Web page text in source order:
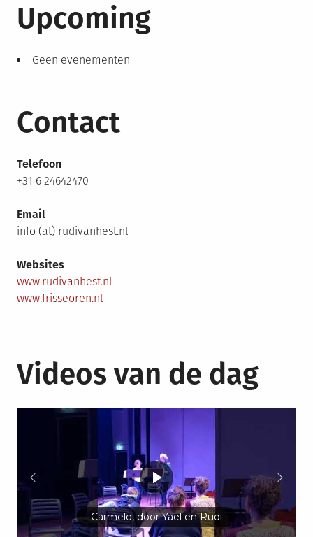
Upcoming
Geen evenementen
Contact
Telefoon
+31 6 24642470
Email
info (at) rudivanhest.nl
Websites
www.rudivanhest.nl
www.frisseoren.nl
Videos van de dag
Carmelo, door Yaël en Rudi